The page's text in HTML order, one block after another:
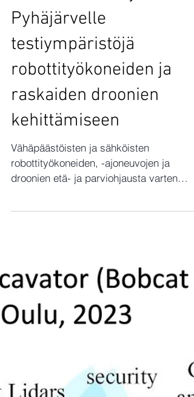
Oulun seudulle ja
testiympäristöjä
robottityökoneiden ja
raskaiden droonien
Vähäpäästöisten ja sähköisten
robottityökoneiden, -ajoneuvojen ja
droonien etä- ja parviohjausta varten
rakennetaan testiympäristöjä...